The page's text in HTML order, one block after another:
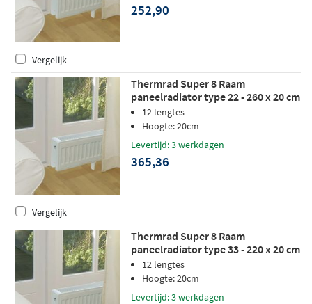
252,90
Vergelijk
Thermrad Super 8 Raam
paneelradiator type 22 - 260 x 20 cm
(L x H)
12 lengtes
Hoogte: 20cm
Levertijd: 3 werkdagen
365,36
Vergelijk
Thermrad Super 8 Raam
paneelradiator type 33 - 220 x 20 cm
(L x H)
12 lengtes
Hoogte: 20cm
Levertijd: 3 werkdagen